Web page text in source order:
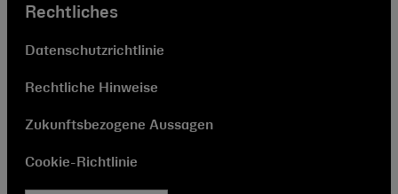
Rechtliches
Datenschutzrichtlinie
Rechtliche Hinweise
Zukunftsbezogene Aussagen
Cookie-Richtlinie